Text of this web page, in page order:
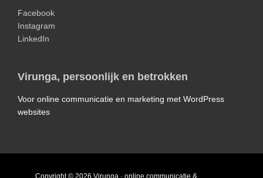
Facebook
Instagram
LinkedIn
Virunga, persoonlijk en betrokken
Voor online communicatie en marketing met WordPress
websites
Copyright © 2026 Virunga · online communicatie &